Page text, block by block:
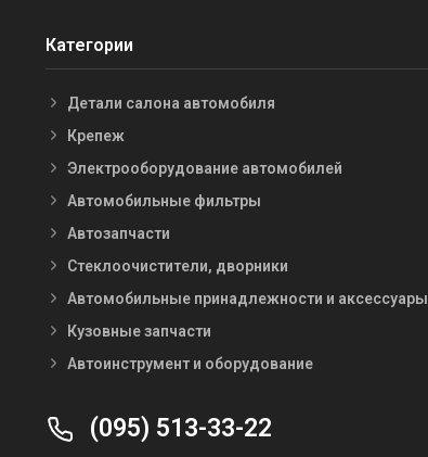
Категории
Детали салона автомобиля
Крепеж
Электрооборудование автомобилей
Автомобильные фильтры
Автозапчасти
Стеклоочистители, дворники
Автомобильные принадлежности и аксессуары
Кузовные запчасти
Автоинструмент и оборудование
(095) 513-33-22